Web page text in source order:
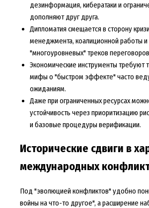
дезинформация, кибератаки и
дополняют друг друга.
Дипломатия смещается в сторону
менеджмента, коалиционной работы и
"многоуровневых" треков
Экономические инструменты требуют
мифы о "быстром эффекте" часто
ожиданиям.
Даже при ограниченных ресурсах
устойчивость через приоритизацию
и базовые процедуры верификации.
Исторические сдвиги в
международных
Под "эволюцией конфликтов" удобно
войны на что-то другое", а расширение